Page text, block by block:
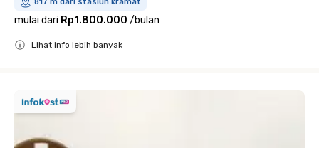
mulai dari Rp1.800.000 /bulan
Lihat info lebih banyak